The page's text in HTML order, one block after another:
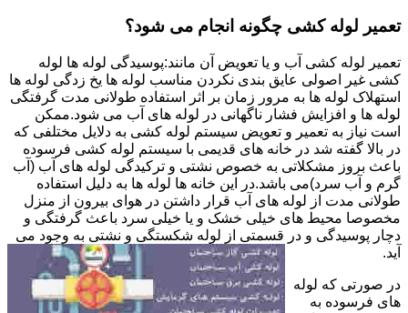
تعمیر لوله کشی چگونه انجام می شود؟
تعمیر لوله کشی آب و یا تعویض آن مانند:پوسیدگی لوله ها لوله
کشی غیر اصولی عایق بندی نکردن مناسب لوله ها یخ زدگی لوله ها
استهلاک لوله ها به مرور زمان بر اثر استفاده طولانی مدت گرفتگی
لوله ها و افزایش فشار ناگهانی در لوله های آب می شود.ممکن
است نیاز به تعمیر و تعویض سیستم لوله کشی به دلایل مختلفی که
در بالا گفته شد در خانه های قدیمی با سیستم لوله کشی فرسوده
باعث بروز مشکلاتی به خصوص نشتی و ترکیدگی لوله های آب (آب
گرم و آب سرد)می باشد.در این خانه ها لوله ها به دلیل استفاده
طولانی مدت از لوله های آب قرار داشتن در هوای بیرون از منزل
مخصوصا محیط های خیلی خشک و یا خیلی سرد باعث گرفتگی و
دچار پوسیدگی و در قسمتی از لوله شکستگی و نشتی به وجود می
آید.
در صورتی که لوله
های فرسوده به